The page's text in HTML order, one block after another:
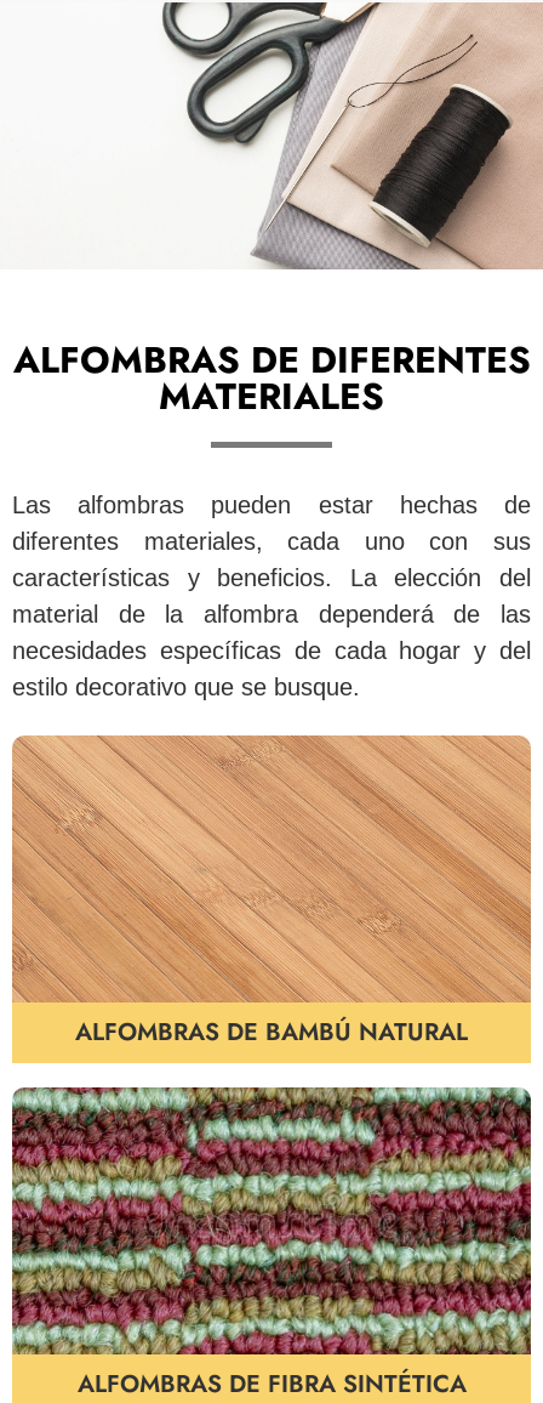
ALFOMBRAS DE DIFERENTES
MATERIALES
Las alfombras pueden estar hechas de
diferentes materiales, cada uno con sus
características y beneficios. La elección del
material de la alfombra dependerá de las
necesidades específicas de cada hogar y del
estilo decorativo que se busque.
ALFOMBRAS DE BAMBÚ NATURAL
ALFOMBRAS DE FIBRA SINTÉTICA